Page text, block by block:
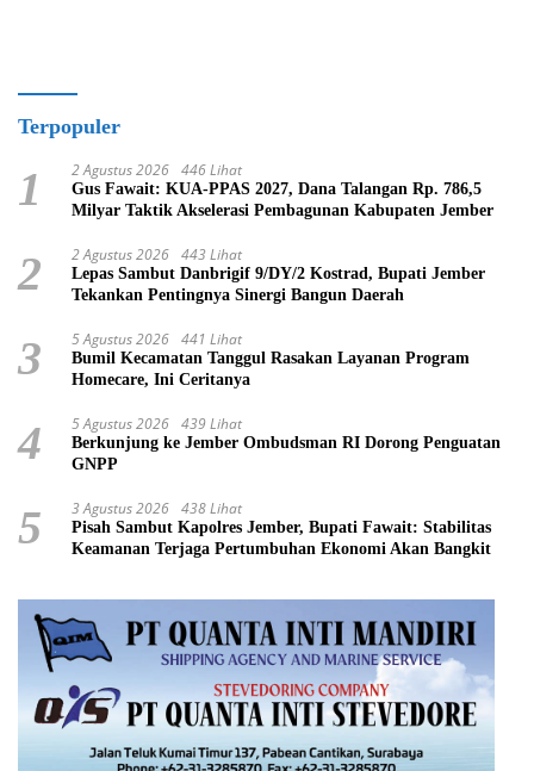
Terpopuler
1 2 Agustus 2026 446 Lihat
Gus Fawait: KUA-PPAS 2027, Dana Talangan Rp. 786,5
Milyar Taktik Akselerasi Pembagunan Kabupaten Jember
2 2 Agustus 2026 443 Lihat
Lepas Sambut Danbrigif 9/DY/2 Kostrad, Bupati Jember
Tekankan Pentingnya Sinergi Bangun Daerah
3 5 Agustus 2026 441 Lihat
Bumil Kecamatan Tanggul Rasakan Layanan Program
Homecare, Ini Ceritanya
4 5 Agustus 2026 439 Lihat
Berkunjung ke Jember Ombudsman RI Dorong Penguatan
GNPP
5 3 Agustus 2026 438 Lihat
Pisah Sambut Kapolres Jember, Bupati Fawait: Stabilitas
Keamanan Terjaga Pertumbuhan Ekonomi Akan Bangkit